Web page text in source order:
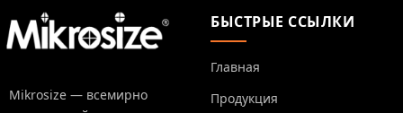
Mikrosize — всемирно
БЫСТРЫЕ ССЫЛКИ
Главная
Продукция